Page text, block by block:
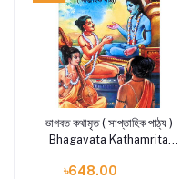
Add to cart
ভাগবত কথামৃত ( সাপ্তাহিক পাঠ্য )
Bhagavata Kathamrita
৳648.00